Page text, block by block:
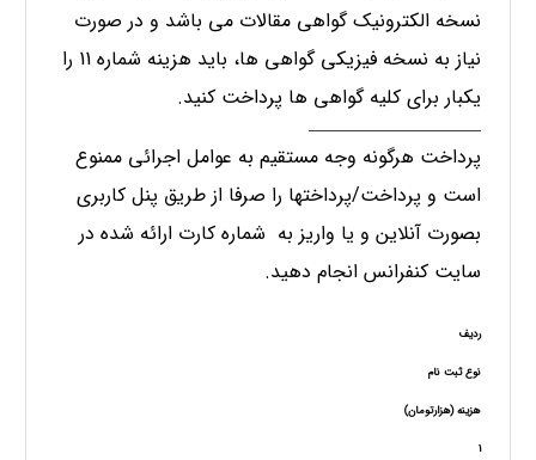
نسخه الکترونیک گواهی مقالات می باشد و در صورت
نیاز به نسخه فیزیکی گواهی ها، باید هزینه شماره 11 را
یکبار برای کلیه گواهی ها پرداخت کنید.
____________________________________
پرداخت هرگونه وجه مستقیم به عوامل اجرائی ممنوع
است و پرداخت/پرداختها را صرفا از طریق پنل کاربری
بصورت آنلاین و یا واریز به شماره کارت ارائه شده در
سایت کنفرانس انجام دهید.
ردیف
نوع ثبت نام
هزینه (هزارتومان)
1